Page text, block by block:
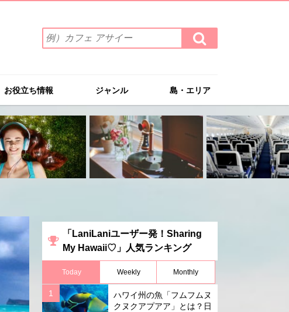
索
ワ
を
入
力
(例）
カ
フ
ェ
イ
ー
検
索
す
お役立ち情報 ジャンル 島・エリア
「LaniLaniユーザー発！Sharing
My Hawaii♡」人気ランキング
Today Weekly Monthly
ハワイ州の魚「フムフムヌ
クヌクアプアア」とは？日